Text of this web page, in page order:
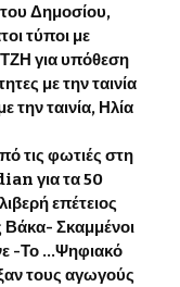
Δημοσίου,
τύποι με
για υπόθεση
με την ταινία
την ταινία, Ηλία
τις φωτιές στη
για τα 50
επέτειος
Σκαμμένοι
-Το …Ψηφιακό
τους αγωγούς